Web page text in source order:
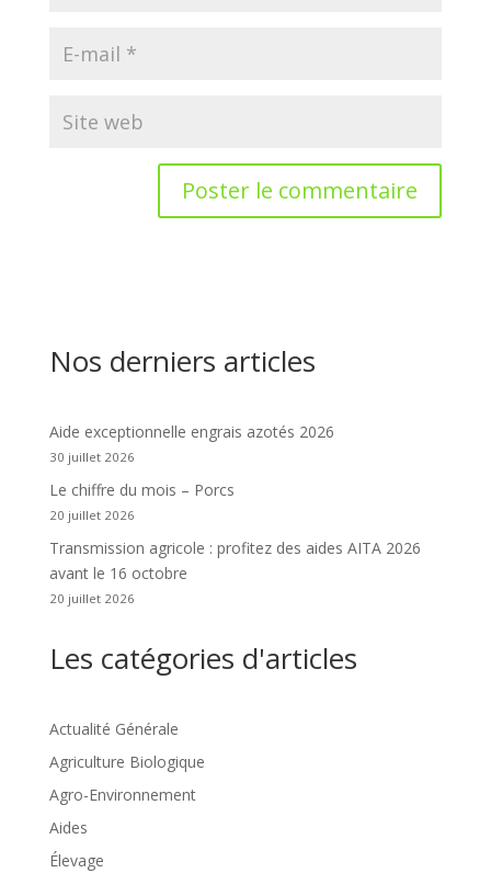
Nos derniers articles
Aide exceptionnelle engrais azotés 2026
30 juillet 2026
Le chiffre du mois – Porcs
20 juillet 2026
Transmission agricole : profitez des aides AITA 2026
avant le 16 octobre
20 juillet 2026
Les catégories d'articles
Actualité Générale
Agriculture Biologique
Agro-Environnement
Aides
Élevage